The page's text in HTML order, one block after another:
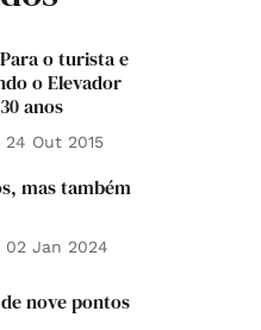
o turista e
o Elevador
anos
24 Out 2015
mas também
02 Jan 2024
nove pontos